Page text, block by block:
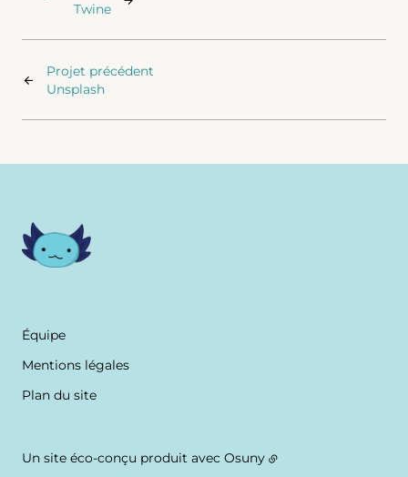
Projet précédent
Unsplash
Twine
Équipe
Mentions légales
Plan du site
Un site éco-conçu produit avec Osuny